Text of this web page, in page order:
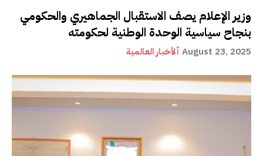
وزير الإعلام يصف الاستقبال الجماهيري والحكومي
بنجاح سياسية الوحدة الوطنية لحكومته
ألأخبار العالمية August 23, 2025